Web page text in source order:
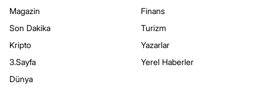
Magazin
Son Dakika
Kripto
3.Sayfa
Dünya
Finans
Turizm
Yazarlar
Yerel Haberler